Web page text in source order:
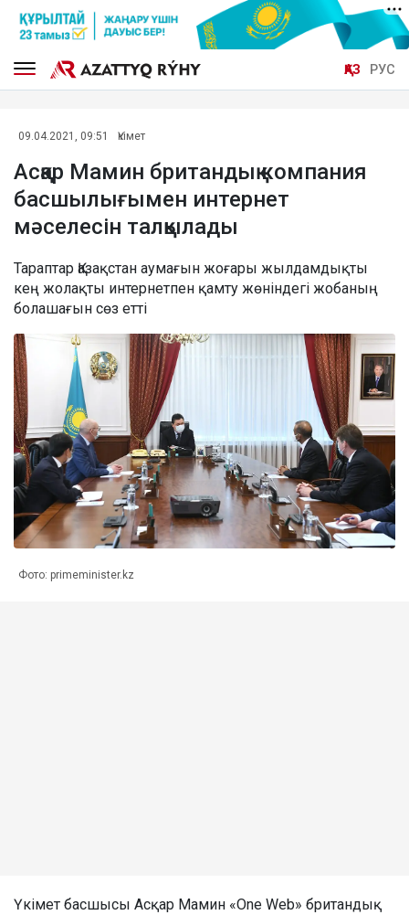
ҚАЗ РУС
09.04.2021, 09:51 Үкімет
Асқар Мамин британдық компания
басшылығымен интернет
мәселесін талқылады
Тараптар Қазақстан аумағын жоғары жылдамдықты
кең жолақты интернетпен қамту жөніндегі жобаның
болашағын сөз етті
Фото: primeminister.kz
Үкімет басшысы Асқар Мамин «One Web» британдық